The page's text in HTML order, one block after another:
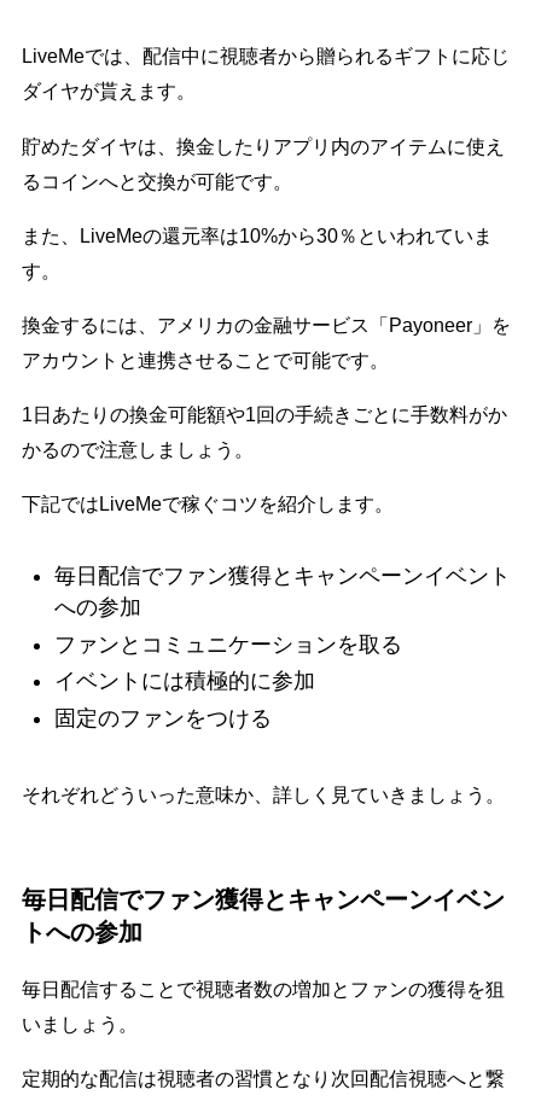
LiveMeでは、配信中に視聴者から贈られるギフトに応じ
ダイヤが貰えます。
貯めたダイヤは、換金したりアプリ内のアイテムに使え
るコインへと交換が可能です。
また、LiveMeの還元率は10%から30％といわれていま
す。
換金するには、アメリカの金融サービス「Payoneer」を
アカウントと連携させることで可能です。
1日あたりの換金可能額や1回の手続きごとに手数料がか
かるので注意しましょう。
下記ではLiveMeで稼ぐコツを紹介します。
毎日配信でファン獲得とキャンペーンイベント
への参加
ファンとコミュニケーションを取る
イベントには積極的に参加
固定のファンをつける
それぞれどういった意味か、詳しく見ていきましょう。
毎日配信でファン獲得とキャンペーンイベン
トへの参加
毎日配信することで視聴者数の増加とファンの獲得を狙
いましょう。
定期的な配信は視聴者の習慣となり次回配信視聴へと繋